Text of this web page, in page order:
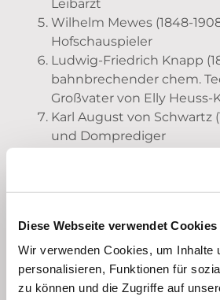
Diese Webseite verwendet Cookies
Wir verwenden Cookies, um Inhalte
personalisieren, Funktionen für
zu können und die Zugriffe auf
Leibarzt
Wilhelm Mewes (1848-
Hofschauspieler
Ludwig-Friedrich Knapp
bahnbrechender chem.
Großvater von Elly Heuss-
Karl August von Schwartz
und Domprediger
Ehefrau von Johann
Bildhauer
Hofgärtner
August Klingemann (1777-
und Hoftheaterdirektor (1.
Goethes „Faust“)